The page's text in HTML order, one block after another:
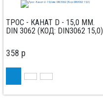
ТРОС - КАНАТ D - 15,0 ММ.
DIN 3062 (КОД: DIN3062 15,0)
358 p